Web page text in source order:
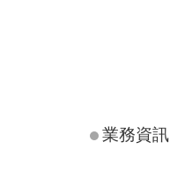
業務資訊